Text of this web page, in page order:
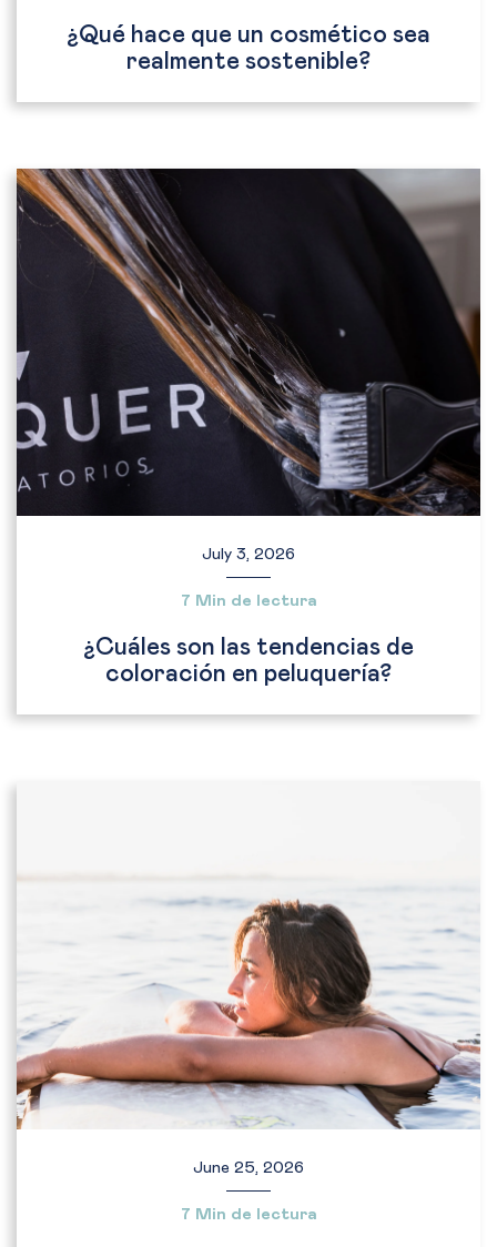
¿Qué hace que un cosmético sea
realmente sostenible?
July 3, 2026
7 Min de lectura
¿Cuáles son las tendencias de
coloración en peluquería?
June 25, 2026
7 Min de lectura